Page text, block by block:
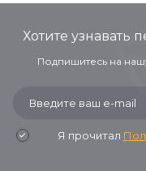
Хотите узнавать
Подпишитесь на
Я прочитал